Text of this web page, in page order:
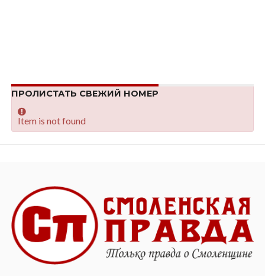
ПРОЛИСТАТЬ СВЕЖИЙ НОМЕР
Item is not found